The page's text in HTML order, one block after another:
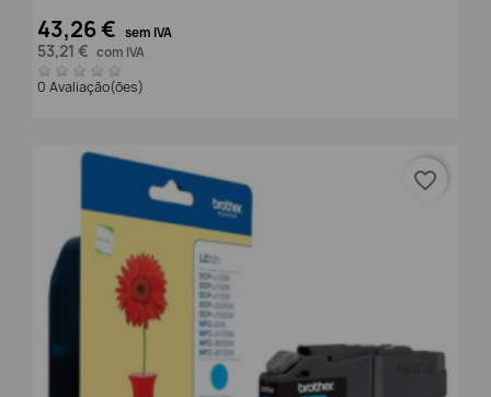
43,26 € sem IVA
53,21 € com IVA
0 Avaliação(ões)
favorite_border